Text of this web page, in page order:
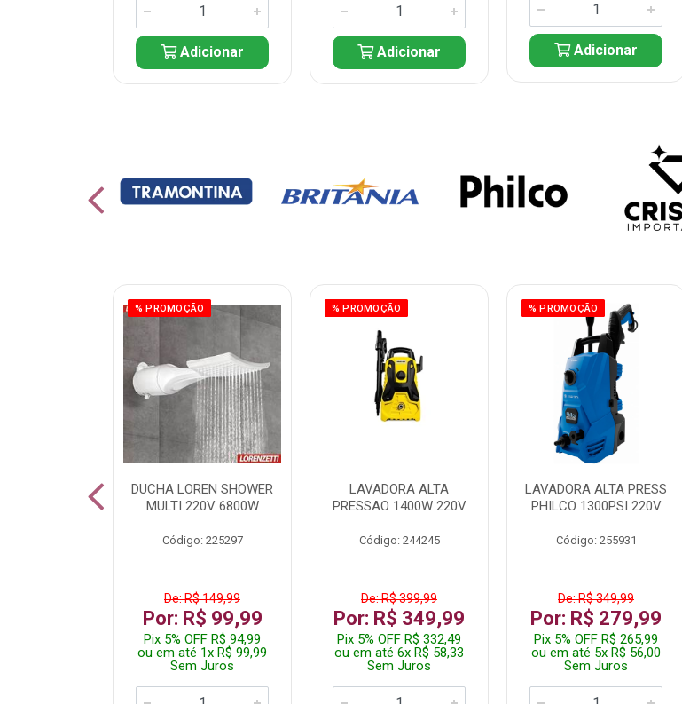
Adicionar Adicionar Adicionar
% PROMOÇÃO
DUCHA LOREN SHOWER
MULTI 220V 6800W
Código: 225297
De: R$ 149,99
Por: R$ 99,99
Pix 5% OFF R$ 94,99
ou em até 1x R$ 99,99
Sem Juros
% PROMOÇÃO
LAVADORA ALTA
PRESSAO 1400W 220V
Código: 244245
De: R$ 399,99
Por: R$ 349,99
Pix 5% OFF R$ 332,49
ou em até 6x R$ 58,33
Sem Juros
% PROMOÇÃO
LAVADORA ALTA PRESS
PHILCO 1300PSI 220V
Código: 255931
De: R$ 349,99
Por: R$ 279,99
Pix 5% OFF R$ 265,99
ou em até 5x R$ 56,00
Sem Juros